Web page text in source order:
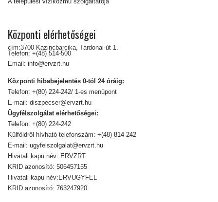
Központi elérhetőségei
cím:3700 Kazincbarcika, Tardonai út 1.
Telefon: +(48) 514-500
Email: info@ervzrt.hu
Központi hibabejelentés 0-tól 24 óráig:
Telefon: +(80) 224-242/ 1-es menüpont
E-mail: diszpecser@ervzrt.hu
Ügyfélszolgálat elérhetőségei:
Telefon: +(80) 224-242
Külföldről hívható telefonszám: +(48) 814-242
E-mail: ugyfelszolgalat@ervzrt.hu
Hivatali kapu név: ERVZRT
KRID azonosító: 506457155
Hivatali kapu név:ERVUGYFEL
KRID azonosító: 763247920